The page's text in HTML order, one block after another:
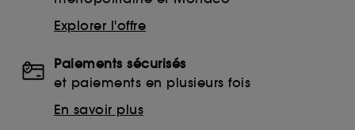
Explorer l'offre
Paiements sécurisés
et paiements en plusieurs fois
En savoir plus